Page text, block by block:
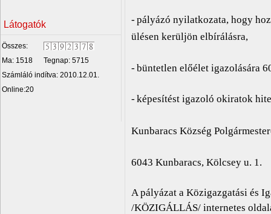
Látogatók
Összes:
Ma: 1518
Tegnap: 5715
Számláló indítva: 2010.12.01.
Online:20
- pályázó nyilatkozata, hogy
ülésen kerüljön elbírálásra,
- büntetlen előélet igazolására
- képesítést igazoló okiratok
Kunbaracs Község
6043 Kunbaracs, Kölcsey u. 1.
A pályázat a Közigazgatási és
/KÖZIGÁLLÁS/ internetes